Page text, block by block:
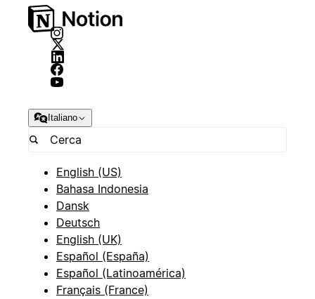
Italiano
English (US)
Bahasa Indonesia
Dansk
Deutsch
English (UK)
Español (España)
Español (Latinoamérica)
Français (France)